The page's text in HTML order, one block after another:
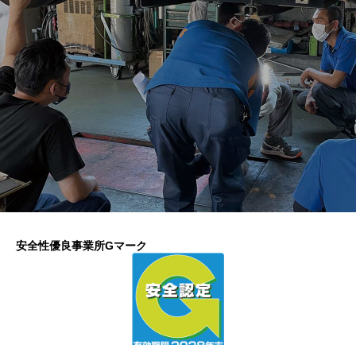
安全性優良事業所Gマーク